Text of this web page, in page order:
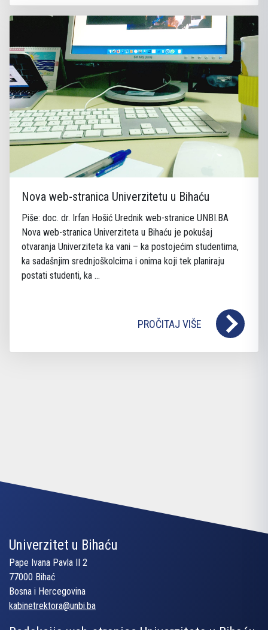
Nova web-stranica Univerzitetu u Bihaću
Piše: doc. dr. Irfan Hošić Urednik web-stranice UNBI.BA
Nova web-stranica Univerziteta u Bihaću je pokušaj
otvaranja Univerziteta ka vani – ka postojećim studentima,
ka sadašnjim srednjoškolcima i onima koji tek planiraju
postati studenti, ka ...
PROČITAJ VIŠE
Univerzitet u Bihaću
Pape Ivana Pavla II 2
77000 Bihać
Bosna i Hercegovina
kabinetrektora@unbi.ba